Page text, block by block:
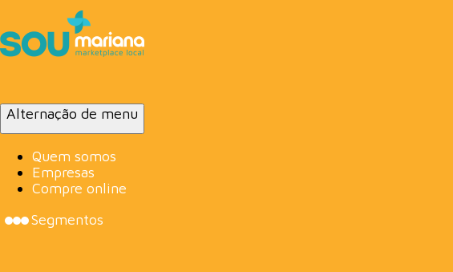
Alternação de menu
Quem somos
Empresas
Compre online
Segmentos